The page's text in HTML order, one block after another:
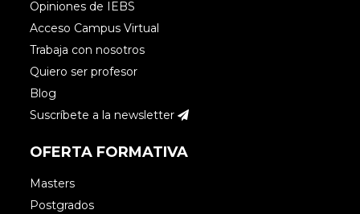
Opiniones de IEBS
Acceso Campus Virtual
Trabaja con nosotros
Quiero ser profesor
Blog
Suscríbete a la newsletter
OFERTA FORMATIVA
Masters
Postgrados